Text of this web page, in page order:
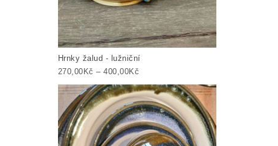
Hrnky žalud - lužniční
270,00Kč – 400,00Kč